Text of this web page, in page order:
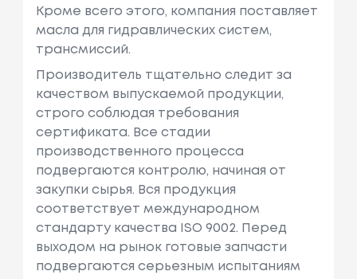
Кроме всего этого, компания поставляет
масла для гидравлических систем,
трансмиссий.
Производитель тщательно следит за
качеством выпускаемой продукции,
строго соблюдая требования
сертификата. Все стадии
производственного процесса
подвергаются контролю, начиная от
закупки сырья. Вся продукция
соответствует международном
стандарту качества ISO 9002. Перед
выходом на рынок готовые запчасти
подвергаются серьезным испытаниям